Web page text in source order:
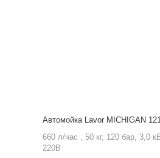
Автомойка Lavor MICHIGAN
660 л/час , 50 кг, 120 бар, 3,0
220В